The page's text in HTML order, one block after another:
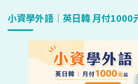
小資學外語｜英日韓 月付1000